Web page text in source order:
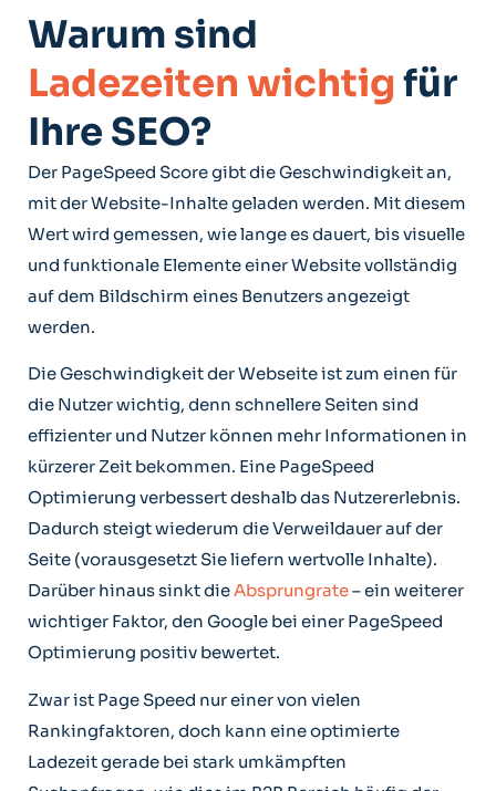
Warum sind
Ladezeiten wichtig für
Ihre SEO?
Der PageSpeed Score gibt die Geschwindigkeit an,
mit der Website-Inhalte geladen werden. Mit diesem
Wert wird gemessen, wie lange es dauert, bis visuelle
und funktionale Elemente einer Website vollständig
auf dem Bildschirm eines Benutzers angezeigt
werden.
Die Geschwindigkeit der Webseite ist zum einen für
die Nutzer wichtig, denn schnellere Seiten sind
effizienter und Nutzer können mehr Informationen in
kürzerer Zeit bekommen. Eine PageSpeed
Optimierung verbessert deshalb das Nutzererlebnis.
Dadurch steigt wiederum die Verweildauer auf der
Seite (vorausgesetzt Sie liefern wertvolle Inhalte).
Darüber hinaus sinkt dieAbsprungrate– ein weiterer
wichtiger Faktor, den Google bei einer PageSpeed
Optimierung positiv bewertet.
Zwar ist Page Speed nur einer von vielen
Rankingfaktoren, doch kann eine optimierte
Ladezeit gerade bei stark umkämpften